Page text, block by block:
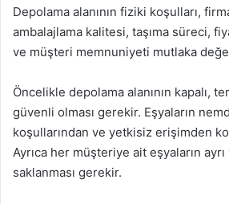
Depolama alanının fiziki koşulları,
ambalajlama kalitesi, taşıma süreci,
ve müşteri memnuniyeti mutlaka
Öncelikle depolama alanının kapalı,
güvenli olması gerekir. Eşyaların
koşullarından ve yetkisiz erişimden
Ayrıca her müşteriye ait eşyaların
saklanması gerekir.